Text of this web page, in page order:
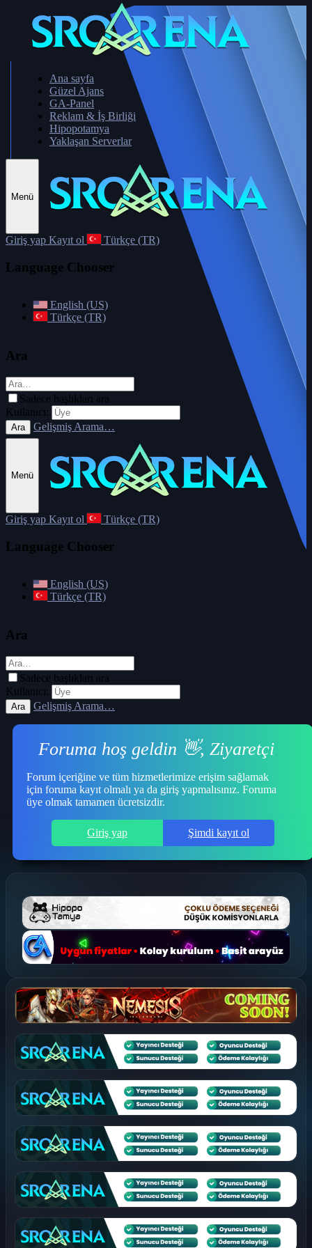
Ana sayfa
Güzel Ajans
GA-Panel
Reklam & İş Birliği
Hipopotamya
Yaklaşan Serverlar
Menü
Giriş yap Kayıt ol Türkçe (TR)
Language Chooser
English (US)
Türkçe (TR)
Ara
Sadece başlıkları ara
Kullanıcı:
Ara Gelişmiş Arama…
Menü
Giriş yap Kayıt ol Türkçe (TR)
Language Chooser
English (US)
Türkçe (TR)
Ara
Sadece başlıkları ara
Kullanıcı:
Ara Gelişmiş Arama…
Foruma hoş geldin 👋, Ziyaretçi
Forum içeriğine ve tüm hizmetlerimize erişim sağlamak
için foruma kayıt olmalı ya da giriş yapmalısınız. Foruma
üye olmak tamamen ücretsizdir.
Giriş yap Şimdi kayıt ol